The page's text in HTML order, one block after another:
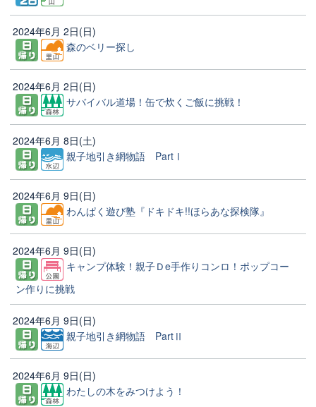
2024年6月 2日(日)
森のベリー探し
2024年6月 2日(日)
サバイバル道場！缶で炊くご飯に挑戦！
2024年6月 8日(土)
親子地引き網物語 PartⅠ
2024年6月 9日(日)
わんぱく遊び塾『ドキドキ!!ほらあな探検隊』
2024年6月 9日(日)
キャンプ体験！親子Ｄe手作りコンロ！ポップコー
ン作りに挑戦
2024年6月 9日(日)
親子地引き網物語 PartⅡ
2024年6月 9日(日)
わたしの木をみつけよう！